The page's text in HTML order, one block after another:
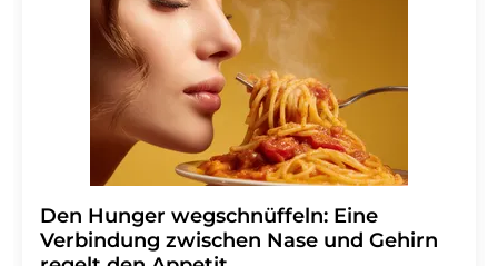
Den Hunger wegschnüffeln: Eine
Verbindung zwischen Nase und Gehirn